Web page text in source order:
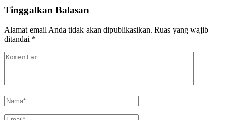
Tinggalkan Balasan
Alamat email Anda tidak akan dipublikasikan. Ruas yang wajib
ditandai *